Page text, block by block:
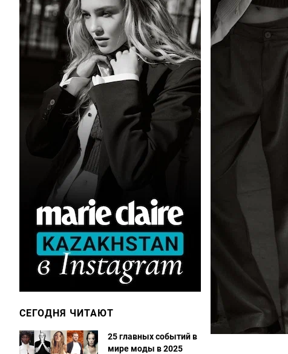
СЕГОДНЯ ЧИТАЮТ
25 главных событий в
мире моды в 2025